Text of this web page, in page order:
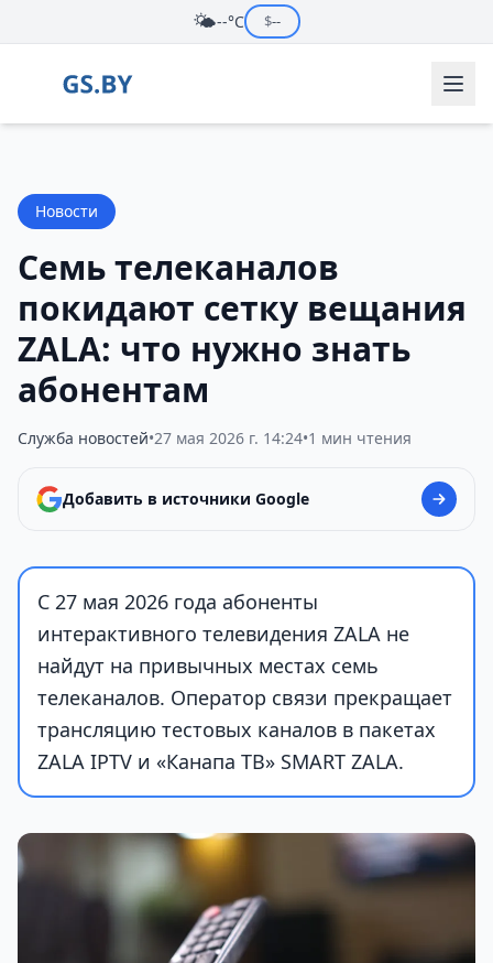
🌤️--°C $--
Новости
Семь телеканалов
покидают сетку вещания
ZALA: что нужно знать
абонентам
Служба новостей•27 мая 2026 г. 14:24•1 мин чтения
Добавить в источники Google
С 27 мая 2026 года абоненты
интерактивного телевидения ZALA не
найдут на привычных местах семь
телеканалов. Оператор связи прекращает
трансляцию тестовых каналов в пакетах
ZALA IPTV и «Канапа ТВ» SMART ZALA.